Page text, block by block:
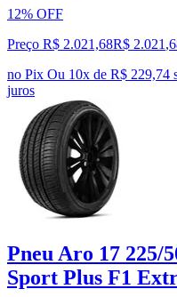
12% OFF
Preço R$ 2.021,68R$ 2.021 ,
no Pix Ou 10x de R$ 229,74
juros
Pneu Aro 17 225/
Sport Plus F1